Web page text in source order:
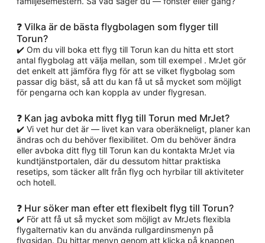
❓ Vilka är de bästa flygbolagen som flyger till
Torun?
✔️ Om du vill boka ett flyg till Torun kan du hitta ett stort
antal flygbolag att välja mellan, som till exempel . MrJet gör
det enkelt att jämföra flyg för att se vilket flygbolag som
passar dig bäst, så att du kan få ut så mycket som möjligt
för pengarna och kan koppla av under flygresan.
❓ Kan jag avboka mitt flyg till Torun med MrJet?
✔️ Vi vet hur det är — livet kan vara oberäkneligt, planer kan
ändras och du behöver flexibilitet. Om du behöver ändra
eller avboka ditt flyg till Torun kan du kontakta MrJet via
kundtjänstportalen, där du dessutom hittar praktiska
resetips, som täcker allt från flyg och hyrbilar till aktiviteter
och hotell.
❓ Hur söker man efter ett flexibelt flyg till Torun?
✔️ För att få ut så mycket som möjligt av MrJets flexibla
flygalternativ kan du använda rullgardinsmenyn på
flygsidan. Du hittar menyn genom att klicka på knappen